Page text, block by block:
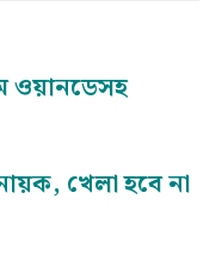
ওয়ানডেসহ
খেলা হবে না